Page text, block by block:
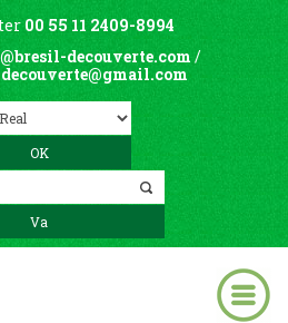
00 55 11 2409-8994
decouverte.com /